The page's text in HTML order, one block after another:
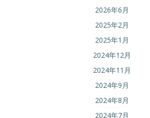
2026年6月
2025年2月
2025年1月
2024年12月
2024年11月
2024年9月
2024年8月
2024年7月